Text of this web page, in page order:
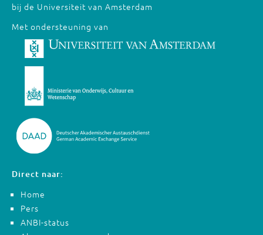
bij de Universiteit van Amsterdam
Met ondersteuning van
Direct naar:
Home
Pers
ANBI-status